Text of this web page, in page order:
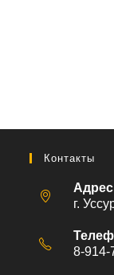
Контакты
г.
8-914-